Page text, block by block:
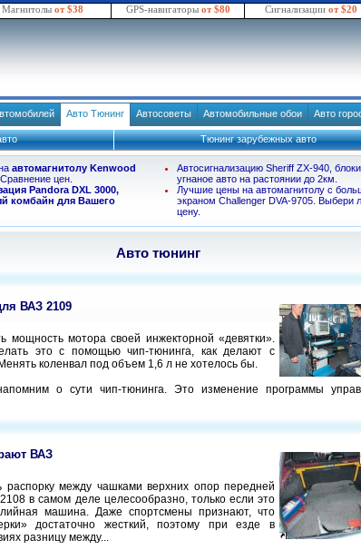
Магнитолы от $38 GPS-навигаторы от $80 Сигнализации от $20
Авто Тюнинг Автосоветы Автомобильные обои Авто
Тюнинг зарубежных авто
автомагнитолу Kenwood
. Сравнение цен.
Pandora DXL 3000,
комбайн для Вашего
Автосигнализацию Sheriff ZX-940,
угнаное авто на растоянии до 2км.
Лучшие цены на автомагнитолу с
экраном Challenger DVA-9705. Выбери
цену.
Авто тюнинг
ВАЗ 2109
мощность мотора своей инжекторной «девятки».
это с помощью чип-тюнинга, как делают с
коленвал под объем 1,6 л не хотелось бы.
о сути чип-тюнинга. Это изменение программы
ВАЗ
распорку между чашками верхних опор передней
в самом деле целесообразно, только если это
машина. Даже спортсмены признают, что
достаточно жесткий, поэтому при езде в
разницу между...